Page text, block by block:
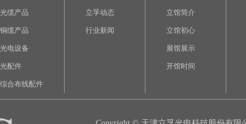
光缆产品
铜缆产品
光电设备
光配件
综合布线配件
立孚动态
行业新闻
立馆简介
立馆初心
展馆展示
开馆时间